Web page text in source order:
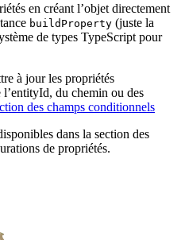
en créant l’objet directement
buildProperty (juste la
de types TypeScript pour
à jour les propriétés
du chemin ou des
des champs conditionnels
dans la section des
de propriétés.